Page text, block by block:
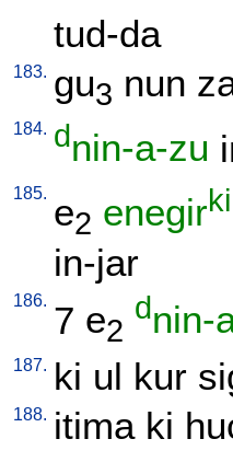
tud-da
183. gu3 nun
184. dnin-a-zu
185. e2 enegirki
in-jar
186. 7 e2
dnin-
187. ki ul kur
188. itima ki